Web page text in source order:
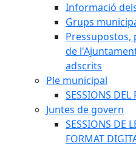
Informació
Grups
Pressupostos,
de
adscrits
Ple municipal
SESSIONS DEL
Juntes de govern
SESSIONS DE
FORMAT